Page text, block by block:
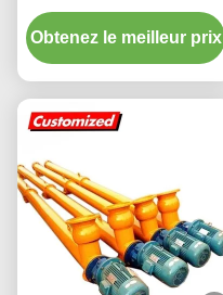
la chaleur,
personnalisables, pour
applications en centrales
Obtenez le meilleur prix